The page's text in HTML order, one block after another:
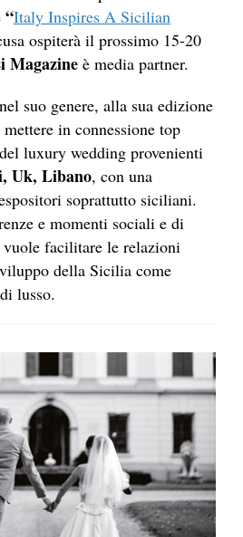
“Italy Inspires A Sicilian
ospiterà il prossimo 15-20
Magazine è media partner.
suo genere, alla sua edizione
in connessione top
luxury wedding provenienti
Uk, Libano, con una
soprattutto siciliani.
e momenti sociali e di
facilitare le relazioni
della Sicilia come
lusso.